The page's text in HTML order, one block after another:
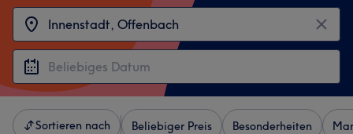
Sortieren nach Beliebiger Preis Besonderheiten